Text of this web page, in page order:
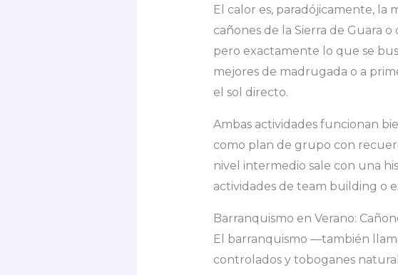
El calor es, paradójicamente, la
cañones de la Sierra de Guara o
pero exactamente lo que se
mejores de madrugada o a
el sol directo.
Ambas actividades funcionan
como plan de grupo con
nivel intermedio sale con una
actividades de team building o
Barranquismo en Verano:
El barranquismo —también
controlados y toboganes